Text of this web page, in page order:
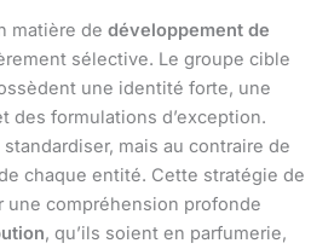
matière de développement de
sélective. Le groupe cible
une identité forte, une
des formulations d’exception.
standardiser, mais au contraire de
chaque entité. Cette stratégie de
une compréhension profonde
, qu’ils soient en parfumerie,